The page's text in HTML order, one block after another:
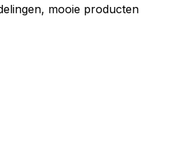
mooie producten